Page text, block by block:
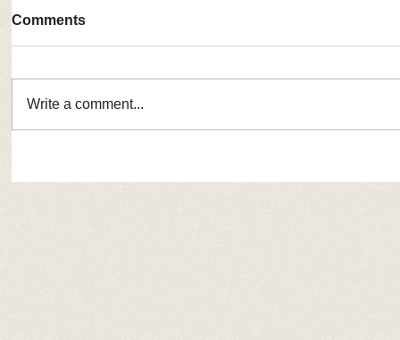
Comments
Write a comment...